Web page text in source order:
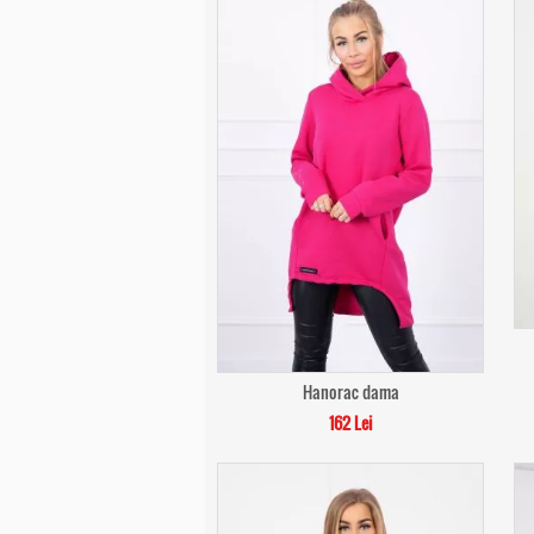
Hanorac dama
162 Lei